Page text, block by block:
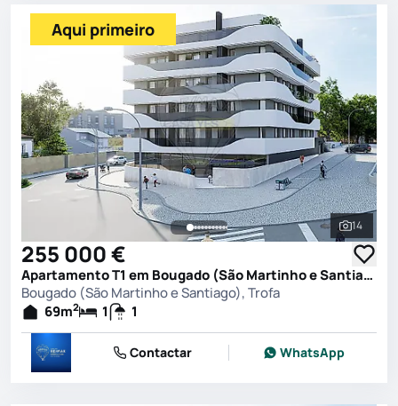
Ver
14
Aqui primeiro
255 000 €
Apartamento T1 em Bougado (São Martinho e Santiago), Trofa
Bougado (São Martinho e Santiago), Trofa
69m2 1 1
Contactar WhatsApp